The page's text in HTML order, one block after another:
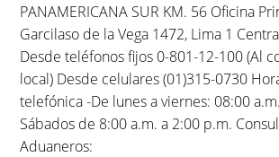
PANAMERICANA SUR KM. 56 Oficina
Garcilaso de la Vega 1472, Lima 1
Desde teléfonos fijos 0-801-12-100 (Al
local) Desde celulares (01)315-0730
telefónica -De lunes a viernes: 08:00
Sábados de 8:00 a.m. a 2:00 p.m.
Aduaneros: